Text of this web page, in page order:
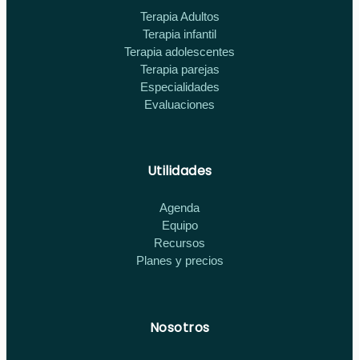
Terapia Adultos
Terapia infantil
Terapia adolescentes
Terapia parejas
Especialidades
Evaluaciones
Utilidades
Agenda
Equipo
Recursos
Planes y precios
Nosotros